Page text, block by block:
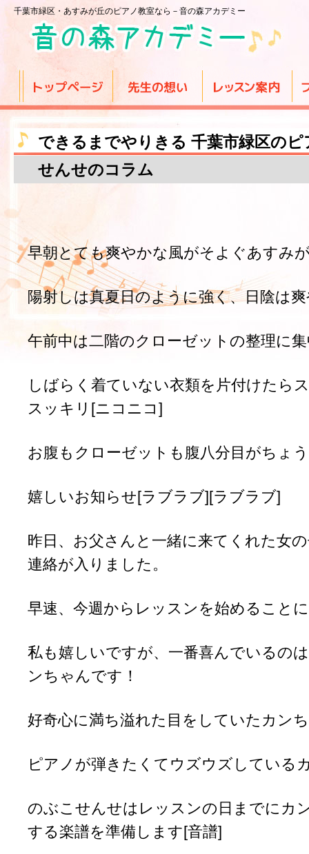
千葉市緑区・あすみが丘のピアノ教室なら－音の森アカデミー
できるまでやりきる 千葉市緑区の
せんせのコラム
早朝とても爽やかな風がそよぐあすみ
陽射しは真夏日のように強く、日陰は
午前中は二階のクローゼットの整理に
しばらく着ていない衣類を片付けたら
スッキリ[ニコニコ]
お腹もクローゼットも腹八分目がちょ
嬉しいお知らせ[ラブラブ][ラブラブ]
昨日、お父さんと一緒に来てくれた女
連絡が入りました。
早速、今週からレッスンを始めること
私も嬉しいですが、一番喜んでいるの
ンちゃんです！
好奇心に満ち溢れた目をしていたカン
ピアノが弾きたくてウズウズしている
のぶこせんせはレッスンの日までにカ
する楽譜を準備します[音譜]